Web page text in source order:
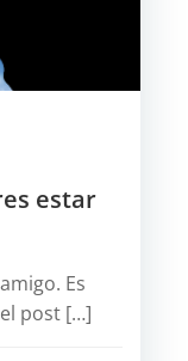
estar
Es
post […]